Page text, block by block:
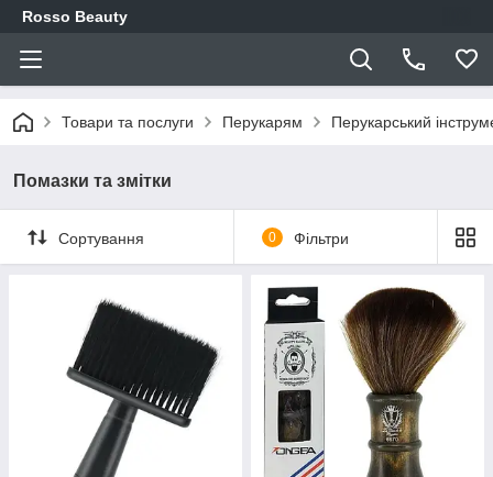
Rosso Beauty
Товари та послуги Перукарям Перукарський
Помазки та змітки
Сортування 0 Фільтри